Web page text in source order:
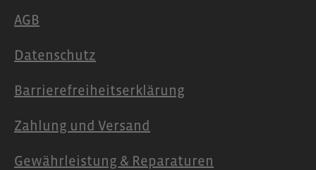
AGB
Datenschutz
Barrierefreiheitserklärung
Zahlung und Versand
Gewährleistung & Reparaturen